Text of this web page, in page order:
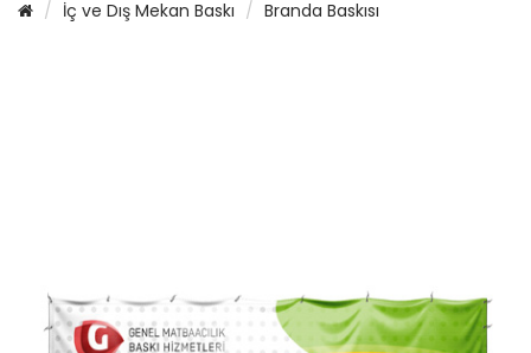
İç ve Dış Mekan Baskı Branda Baskısı